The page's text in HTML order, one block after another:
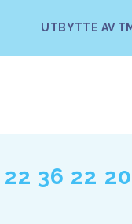
UTBYTTE AV TM
22 36 22 20